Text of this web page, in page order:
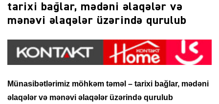
tarixi bağlar, mədəni əlaqələr və
mənəvi əlaqələr üzərində qurulub
Münasibətlərimiz möhkəm təməl – tarixi bağlar, mədəni
əlaqələr və mənəvi əlaqələr üzərində qurulub